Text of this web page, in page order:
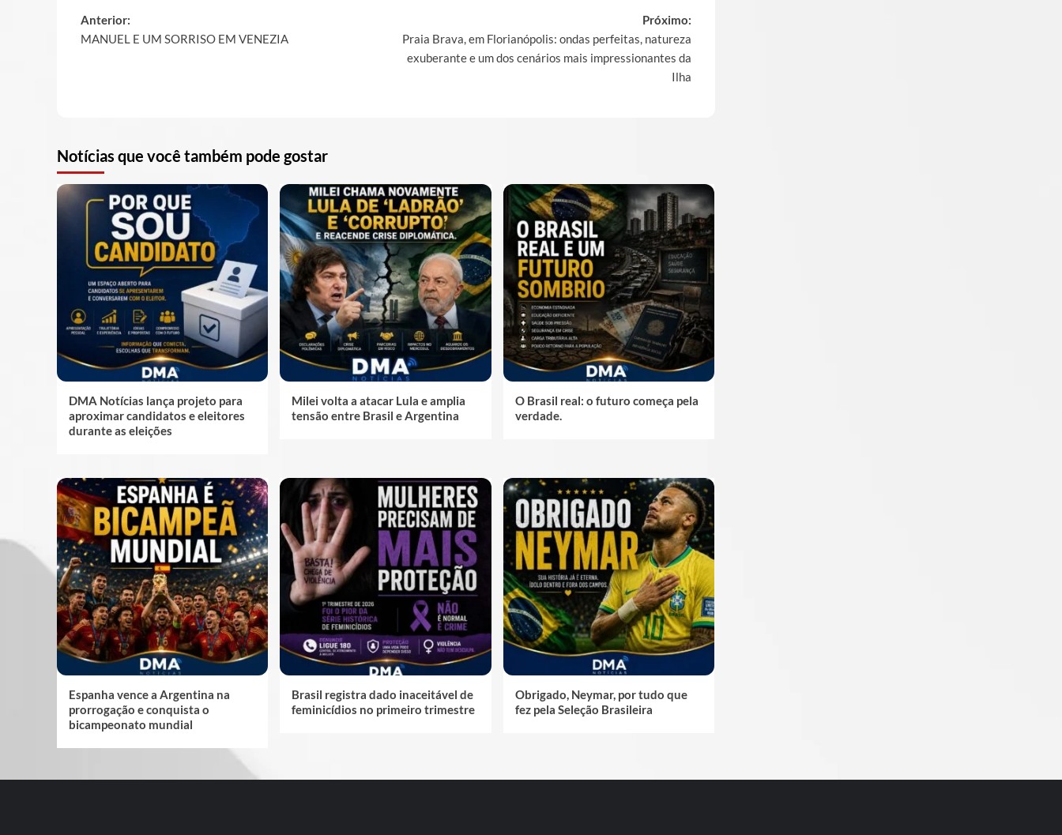
Post
Anterior:
MANUEL E UM SORRISO EM VENEZIA
Próximo:
Praia Brava, em Florianópolis: ondas perfeitas, natureza
exuberante e um dos cenários mais impressionantes da
Ilha
Notícias que você também pode gostar
DMA Notícias lança projeto para
aproximar candidatos e eleitores
durante as eleições
Milei volta a atacar Lula e amplia
tensão entre Brasil e Argentina
O Brasil real: o futuro começa pela
verdade.
Espanha vence a Argentina na
prorrogação e conquista o
bicampeonato mundial
Brasil registra dado inaceitável de
feminicídios no primeiro trimestre
Obrigado, Neymar, por tudo que
fez pela Seleção Brasileira